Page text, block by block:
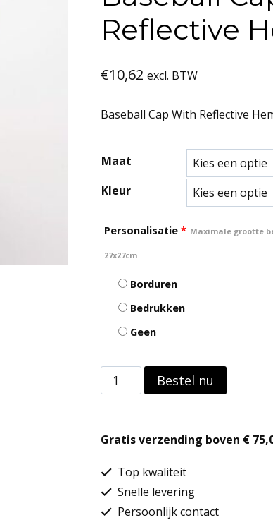
Reflective
€10,62 excl. BTW
Baseball Cap With Reflective
Maat
Kleur
Personalisatie * Maximale grootte
27x27cm
Borduren
Bedrukken
Geen
Baseball
Cap
Reflective
Hem
aantal
Bestel nu
Gratis verzending boven €
Top kwaliteit
Snelle levering
Persoonlijk contact